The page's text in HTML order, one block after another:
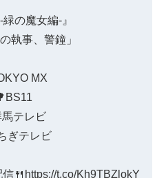
緑の魔女編-』
執事、警鐘」
MX
馬テレビ
ぎテレビ
🍴 https://t.co/Kh9TBZlokY